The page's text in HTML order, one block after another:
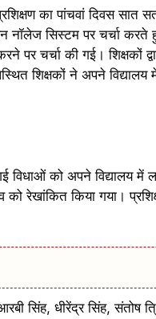
का पांचवां दिवस सात
नॉलेज सिस्टम पर चर्चा करते
चर्चा की गई। शिक्षकों
शिक्षकों ने अपने विद्यालय
विधाओं को अपने विद्यालय
रेखांकित किया गया।
सिंह, धीरेंद्र सिंह, संतोष